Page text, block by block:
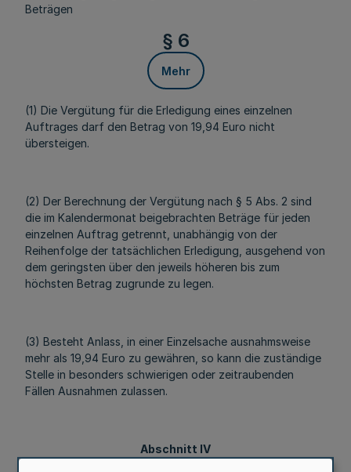
Beträgen
§ 6
Mehr
(1) Die Vergütung für die Erledigung eines einzelnen
Auftrages darf den Betrag von 19,94 Euro nicht
übersteigen.
(2) Der Berechnung der Vergütung nach § 5 Abs. 2 sind
die im Kalendermonat beigebrachten Beträge für jeden
einzelnen Auftrag getrennt, unabhängig von der
Reihenfolge der tatsächlichen Erledigung, ausgehend von
dem geringsten über den jeweils höheren bis zum
höchsten Betrag zugrunde zu legen.
(3) Besteht Anlass, in einer Einzelsache ausnahmsweise
mehr als 19,94 Euro zu gewähren, so kann die zuständige
Stelle in besonders schwierigen oder zeitraubenden
Fällen Ausnahmen zulassen.
Abschnitt IV